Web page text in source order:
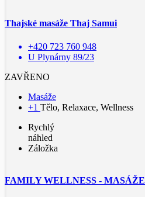
Thajské masáže Thaj Samui
+420 723 760 948
U Plynárny 89/23
ZAVŘENO
Masáže
+1 Tělo, Relaxace, Wellness
Rychlý
náhled
Záložka
FAMILY WELLNESS - MASÁŽE